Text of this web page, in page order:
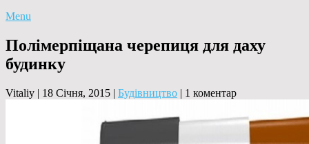
Menu
Полімерпіщана черепиця для даху
будинку
Vitaliy | 18 Січня, 2015 | Будівництво | 1 коментар